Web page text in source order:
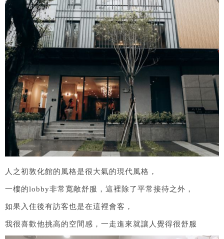
人之初敦化館的風格是很大氣的現代風格，
一樓的lobby非常寬敞舒服，這裡除了平常接待之外，
如果入住後有訪客也是在這裡會客，
我很喜歡他挑高的空間感，一走進來就讓人覺得很舒服